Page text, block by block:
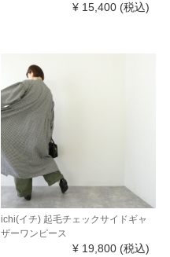
¥ 15,400 (税込)
ichi(イチ) 起毛チェックサイドギャ
ザーワンピース
¥ 19,800 (税込)